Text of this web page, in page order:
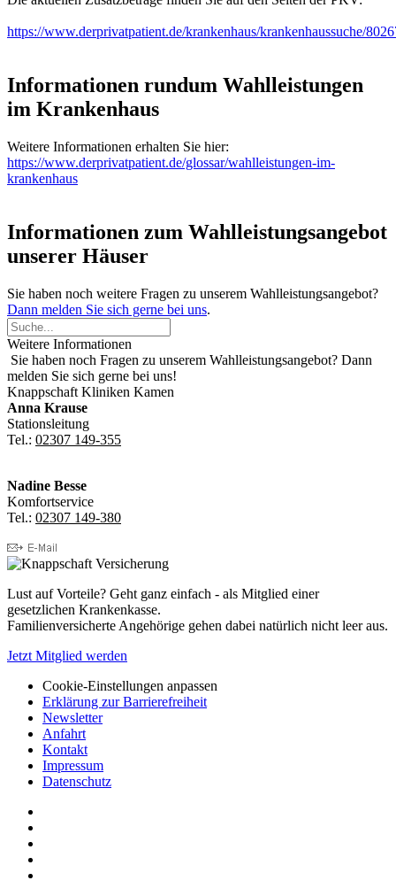
https://www.derprivatpatient.de/krankenhaus/krankenhaussuche/
Informationen rundum Wahlleistungen
im Krankenhaus
Weitere Informationen erhalten Sie hier:
https://www.derprivatpatient.de/glossar/wahlleistungen-im-
krankenhaus
Informationen zum Wahlleistungsangebot
unserer Häuser
Sie haben noch weitere Fragen zu unserem Wahlleistungsangebot?
Dann melden Sie sich gerne bei uns.
Weitere Informationen
Sie haben noch Fragen zu unserem Wahlleistungsangebot? Dann
melden Sie sich gerne bei uns!
Knappschaft Kliniken Kamen
Anna Krause
Stationsleitung
Tel.: 02307 149-355
Nadine Besse
Komfortservice
Tel.: 02307 149-380
Lust auf Vorteile? Geht ganz einfach - als Mitglied einer
gesetzlichen Krankenkasse.
Familienversicherte Angehörige gehen dabei natürlich nicht leer aus.
Jetzt Mitglied werden
Cookie-Einstellungen anpassen
Erklärung zur Barrierefreiheit
Newsletter
Anfahrt
Kontakt
Impressum
Datenschutz